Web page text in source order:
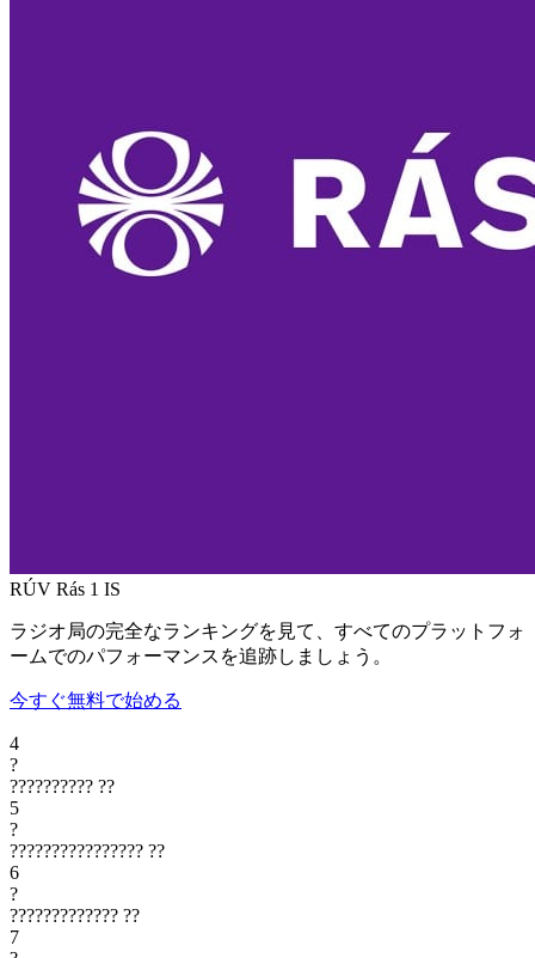
RÚV Rás 1 IS
ラジオ局の完全なランキングを見て、すべてのプラットフォ
ームでのパフォーマンスを追跡しましょう。
今すぐ無料で始める
4
?
?????????? ??
5
?
???????????????? ??
6
?
????????????? ??
7